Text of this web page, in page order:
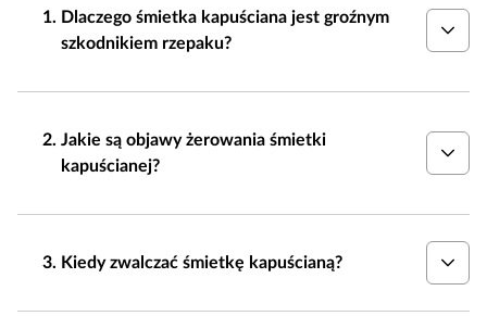
Dlaczego śmietka kapuściana jest groźnym
szkodnikiem rzepaku?
Jakie są objawy żerowania śmietki
kapuścianej?
Kiedy zwalczać śmietkę kapuścianą?